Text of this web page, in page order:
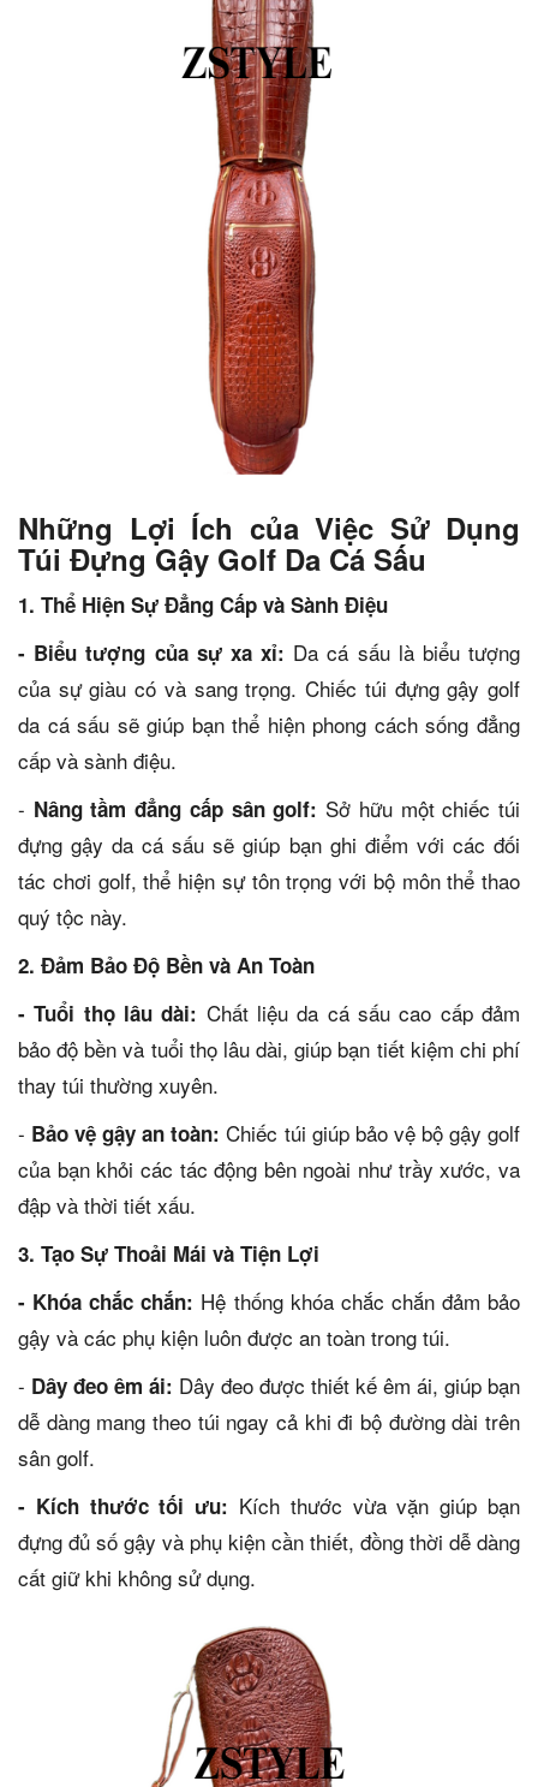
Những Lợi Ích của Việc Sử Dụng
Túi Đựng Gậy Golf Da Cá Sấu
1. Thể Hiện Sự Đẳng Cấp và Sành Điệu
- Biểu tượng của sự xa xỉ: Da cá sấu là biểu tượng
của sự giàu có và sang trọng. Chiếc túi đựng gậy golf
da cá sấu sẽ giúp bạn thể hiện phong cách sống đẳng
cấp và sành điệu.
- Nâng tầm đẳng cấp sân golf: Sở hữu một chiếc túi
đựng gậy da cá sấu sẽ giúp bạn ghi điểm với các đối
tác chơi golf, thể hiện sự tôn trọng với bộ môn thể thao
quý tộc này.
2. Đảm Bảo Độ Bền và An Toàn
- Tuổi thọ lâu dài: Chất liệu da cá sấu cao cấp đảm
bảo độ bền và tuổi thọ lâu dài, giúp bạn tiết kiệm chi phí
thay túi thường xuyên.
- Bảo vệ gậy an toàn: Chiếc túi giúp bảo vệ bộ gậy golf
của bạn khỏi các tác động bên ngoài như trầy xước, va
đập và thời tiết xấu.
3. Tạo Sự Thoải Mái và Tiện Lợi
- Khóa chắc chắn: Hệ thống khóa chắc chắn đảm bảo
gậy và các phụ kiện luôn được an toàn trong túi.
- Dây đeo êm ái: Dây đeo được thiết kế êm ái, giúp bạn
dễ dàng mang theo túi ngay cả khi đi bộ đường dài trên
sân golf.
- Kích thước tối ưu: Kích thước vừa vặn giúp bạn
đựng đủ số gậy và phụ kiện cần thiết, đồng thời dễ dàng
cất giữ khi không sử dụng.